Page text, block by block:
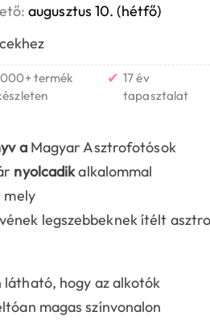
augusztus 10. (hétfő)
termék
✔ 17 év
tapasztalat
aMagyar Asztrofotósok
nyolcadikalkalommal
mely
legszebbeknek ítélt
látható, hogy az alkotók
magas színvonalon